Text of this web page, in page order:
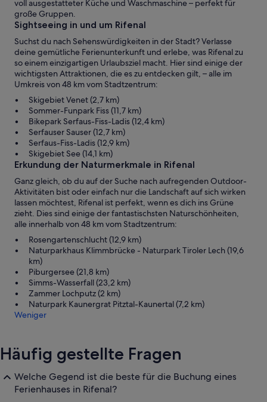
voll ausgestatteter Küche und Waschmaschine – perfekt für
große Gruppen.
Sightseeing in und um Rifenal
Suchst du nach Sehenswürdigkeiten in der Stadt? Verlasse
deine gemütliche Ferienunterkunft und erlebe, was Rifenal zu
so einem einzigartigen Urlaubsziel macht. Hier sind einige der
wichtigsten Attraktionen, die es zu entdecken gilt, – alle im
Umkreis von 48 km vom Stadtzentrum:
Skigebiet Venet (2,7 km)
Sommer-Funpark Fiss (11,7 km)
Bikepark Serfaus-Fiss-Ladis (12,4 km)
Serfauser Sauser (12,7 km)
Serfaus-Fiss-Ladis (12,9 km)
Skigebiet See (14,1 km)
Erkundung der Naturmerkmale in Rifenal
Ganz gleich, ob du auf der Suche nach aufregenden Outdoor-
Aktivitäten bist oder einfach nur die Landschaft auf sich wirken
lassen möchtest, Rifenal ist perfekt, wenn es dich ins Grüne
zieht. Dies sind einige der fantastischsten Naturschönheiten,
alle innerhalb von 48 km vom Stadtzentrum:
Rosengartenschlucht (12,9 km)
Naturparkhaus Klimmbrücke - Naturpark Tiroler Lech (19,6
km)
Piburgersee (21,8 km)
Simms-Wasserfall (23,2 km)
Zammer Lochputz (2 km)
Naturpark Kaunergrat Pitztal-Kaunertal (7,2 km)
Weniger
Häufig gestellte Fragen
Welche Gegend ist die beste für die Buchung eines
Ferienhauses in Rifenal?